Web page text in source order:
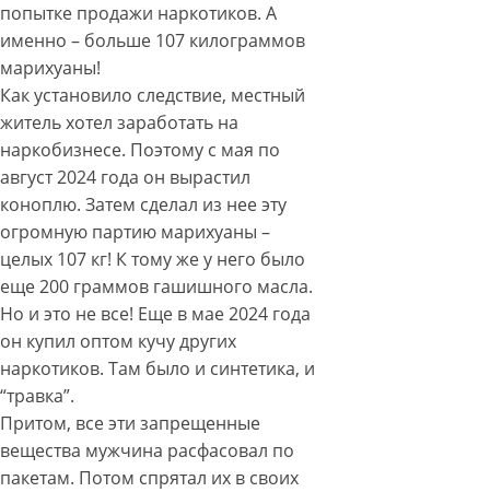
попытке продажи наркотиков. А
именно – больше 107 килограммов
марихуаны!
Как установило следствие, местный
житель хотел заработать на
наркобизнесе. Поэтому с мая по
август 2024 года он вырастил
коноплю. Затем сделал из нее эту
огромную партию марихуаны –
целых 107 кг! К тому же у него было
еще 200 граммов гашишного масла.
Но и это не все! Еще в мае 2024 года
он купил оптом кучу других
наркотиков. Там было и синтетика, и
“травка”.
Притом, все эти запрещенные
вещества мужчина расфасовал по
пакетам. Потом спрятал их в своих